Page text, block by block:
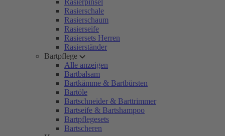
Rasierpinsel
Rasierschale
Rasierschaum
Rasierseife
Rasiersets Herren
Rasierständer
Bartpflege
Alle anzeigen
Bartbalsam
Bartkämme & Bartbürsten
Bartöle
Bartschneider & Barttrimmer
Bartseife & Bartshampoo
Bartpflegesets
Bartscheren